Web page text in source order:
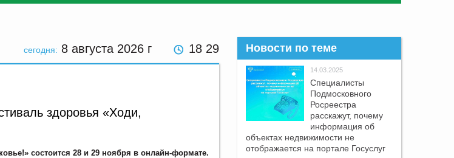
сегодня: 8 августа 2026 г 18:29
здоровья «Ходи,
состоится 28 и 29 ноября в онлайн-формате.
Новости по теме
14.03.2025
Специалисты
Подмосковного
Росреестра
расскажут, почему
информация об
объектах недвижимости не
отображается на портале Госуслуг